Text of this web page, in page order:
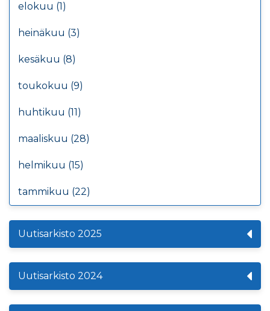
elokuu (1)
heinäkuu (3)
kesäkuu (8)
toukokuu (9)
huhtikuu (11)
maaliskuu (28)
helmikuu (15)
tammikuu (22)
Uutisarkisto 2025
Uutisarkisto 2024